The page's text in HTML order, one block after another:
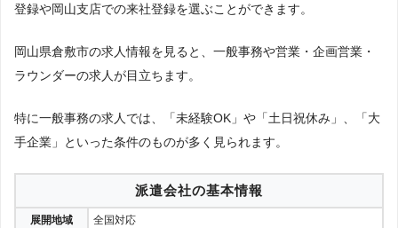
登録や岡山支店での来社登録を選ぶことができます。
岡山県倉敷市の求人情報を見ると、一般事務や営業・企画営業・
ラウンダーの求人が目立ちます。
特に一般事務の求人では、「未経験OK」や「土日祝休み」、「大
手企業」といった条件のものが多く見られます。
派遣会社の基本情報
展開地域 全国対応